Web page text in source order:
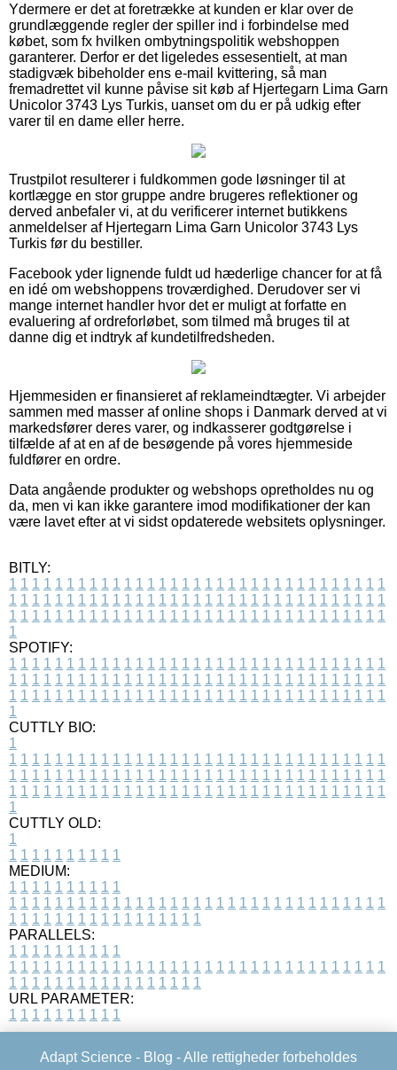
Ydermere er det at foretrække at kunden er klar over de
grundlæggende regler der spiller ind i forbindelse med
købet, som fx hvilken ombytningspolitik webshoppen
garanterer. Derfor er det ligeledes essesentielt, at man
stadigvæk bibeholder ens e-mail kvittering, så man
fremadrettet vil kunne påvise sit køb af Hjertegarn Lima Garn
Unicolor 3743 Lys Turkis, uanset om du er på udkig efter
varer til en dame eller herre.
Trustpilot resulterer i fuldkommen gode løsninger til at
kortlægge en stor gruppe andre brugeres reflektioner og
derved anbefaler vi, at du verificerer internet butikkens
anmeldelser af Hjertegarn Lima Garn Unicolor 3743 Lys
Turkis før du bestiller.
Facebook yder lignende fuldt ud hæderlige chancer for at få
en idé om webshoppens troværdighed. Derudover ser vi
mange internet handler hvor det er muligt at forfatte en
evaluering af ordreforløbet, som tilmed må bruges til at
danne dig et indtryk af kundetilfredsheden.
Hjemmesiden er finansieret af reklameindtægter. Vi arbejder
sammen med masser af online shops i Danmark derved at vi
markedsfører deres varer, og indkasserer godtgørelse i
tilfælde af at en af de besøgende på vores hjemmeside
fuldfører en ordre.
Data angående produkter og webshops opretholdes nu og
da, men vi kan ikke garantere imod modifikationer der kan
være lavet efter at vi sidst opdaterede websitets oplysninger.
BITLY:
1 1 1 1 1 1 1 1 1 1 1 1 1 1 1 1 1 1 1 1 1 1 1 1 1 1 1 1 1 1 1 1 1
1 1 1 1 1 1 1 1 1 1 1 1 1 1 1 1 1 1 1 1 1 1 1 1 1 1 1 1 1 1 1 1 1
1 1 1 1 1 1 1 1 1 1 1 1 1 1 1 1 1 1 1 1 1 1 1 1 1 1 1 1 1 1 1 1 1
1
SPOTIFY:
1 1 1 1 1 1 1 1 1 1 1 1 1 1 1 1 1 1 1 1 1 1 1 1 1 1 1 1 1 1 1 1 1
1 1 1 1 1 1 1 1 1 1 1 1 1 1 1 1 1 1 1 1 1 1 1 1 1 1 1 1 1 1 1 1 1
1 1 1 1 1 1 1 1 1 1 1 1 1 1 1 1 1 1 1 1 1 1 1 1 1 1 1 1 1 1 1 1 1
1
CUTTLY BIO:
1
1 1 1 1 1 1 1 1 1 1 1 1 1 1 1 1 1 1 1 1 1 1 1 1 1 1 1 1 1 1 1 1 1
1 1 1 1 1 1 1 1 1 1 1 1 1 1 1 1 1 1 1 1 1 1 1 1 1 1 1 1 1 1 1 1 1
1 1 1 1 1 1 1 1 1 1 1 1 1 1 1 1 1 1 1 1 1 1 1 1 1 1 1 1 1 1 1 1 1
1
CUTTLY OLD:
1
1 1 1 1 1 1 1 1 1 1
MEDIUM:
1 1 1 1 1 1 1 1 1 1
1 1 1 1 1 1 1 1 1 1 1 1 1 1 1 1 1 1 1 1 1 1 1 1 1 1 1 1 1 1 1 1 1
1 1 1 1 1 1 1 1 1 1 1 1 1 1 1 1 1
PARALLELS:
1 1 1 1 1 1 1 1 1 1
1 1 1 1 1 1 1 1 1 1 1 1 1 1 1 1 1 1 1 1 1 1 1 1 1 1 1 1 1 1 1 1 1
1 1 1 1 1 1 1 1 1 1 1 1 1 1 1 1 1
URL PARAMETER:
1 1 1 1 1 1 1 1 1 1
Adapt Science - Blog - Alle rettigheder forbeholdes